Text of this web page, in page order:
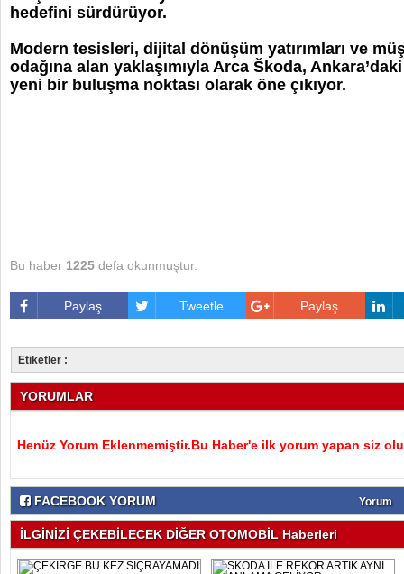
hedefini sürdürüyor.
Modern tesisleri, dijital dönüşüm yatırımları ve
odağına alan yaklaşımıyla Arca Škoda,
yeni bir buluşma noktası olarak öne çıkıyor.
Bu haber 1225 defa okunmuştur.
Paylaş Tweetle Paylaş
Etiketler :
YORUMLAR
Henüz Yorum Eklenmemiştir.Bu Haber'e ilk yorum yapan siz
FACEBOOK YORUM Yorum
İLGİNİZİ ÇEKEBİLECEK DİĞER OTOMOBİL Haberleri